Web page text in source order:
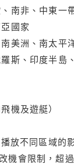
南非、中東一
國家
美洲、南太平
斯、印度半島
機及遊艇）
放不同區域的
機會限制，超